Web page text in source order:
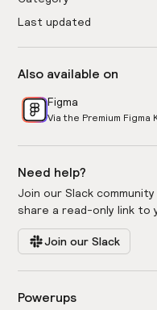
Last updated
Also available on
Figma
Via the Premium Figma
Need help?
Join our Slack
share a read-only link to
Join our Slack
Powerups